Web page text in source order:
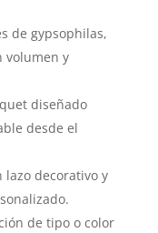
de gypsophilas,
volumen y
diseñado
desde el
lazo decorativo y
.
de tipo o color